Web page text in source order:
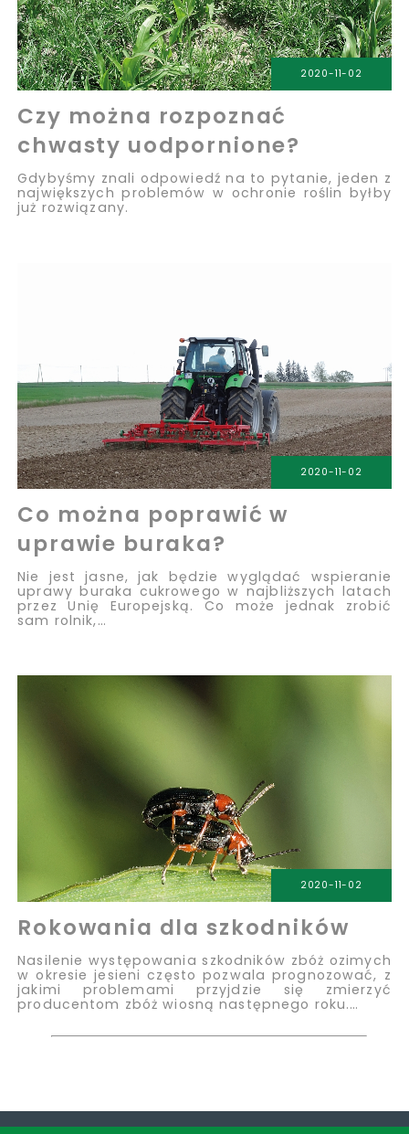
2020-11-02
Czy można rozpoznać
chwasty uodpornione?
Gdybyśmy znali odpowiedź na to pytanie, jeden z
największych problemów w ochronie roślin byłby
już rozwiązany.
2020-11-02
Co można poprawić w
uprawie buraka?
Nie jest jasne, jak będzie wyglądać wspieranie
uprawy buraka cukrowego w najbliższych latach
przez Unię Europejską. Co może jednak zrobić
sam rolnik,…
2020-11-02
Rokowania dla szkodników
Nasilenie występowania szkodników zbóż ozimych
w okresie jesieni często pozwala prognozować, z
jakimi problemami przyjdzie się zmierzyć
producentom zbóż wiosną następnego roku.…